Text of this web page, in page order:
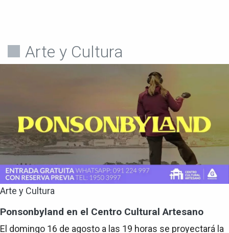
Arte y Cultura
Arte y Cultura
Ponsonbyland en el Centro Cultural Artesano
El domingo 16 de agosto a las 19 horas se proyectará la